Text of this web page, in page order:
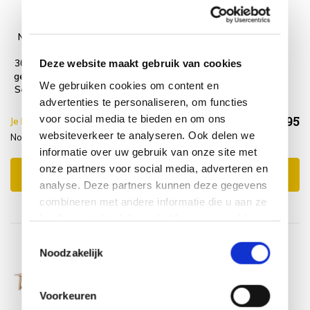
Deze website maakt gebruik van cookies
We gebruiken cookies om content en
advertenties te personaliseren, om functies
voor social media te bieden en om ons
websiteverkeer te analyseren. Ook delen we
informatie over uw gebruik van onze site met
onze partners voor social media, adverteren en
analyse. Deze partners kunnen deze gegevens
combineren met andere informatie die u aan ze
Noodzakelijk
Voorkeuren
Noah low dining
300x100xH69 cm
geborsteld teak 4
Seasons Outdoor
Platinum
Tuintafelhoes
Je bespaart €5.00,- €2.118,95 €2.113,95
Noah dining tuintafel + hoes Incl. btw
Toevoegen aan winkelwagen